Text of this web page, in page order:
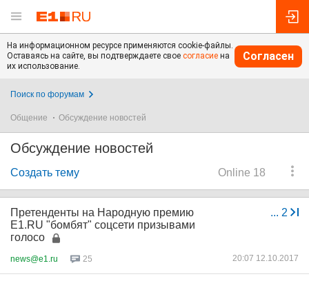
На информационном ресурсе применяются cookie-файлы.
Оставаясь на сайте, вы подтверждаете свое согласие на
их использование.
Согласен
Поиск по форумам
Общение Обсуждение новостей
Обсуждение новостей
Online 18
Создать тему
... 2
Претенденты на Народную премию
E1.RU "бомбят" соцсети призывами
голосо
news@e1.ru 25 20:07 12.10.2017